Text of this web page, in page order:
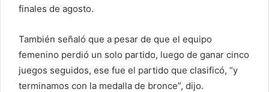
finales de agosto.
También señaló que a pesar de que el equipo
femenino perdió un solo partido, luego de ganar cinco
juegos seguidos, ese fue el partido que clasificó, “y
terminamos con la medalla de bronce”, dijo.